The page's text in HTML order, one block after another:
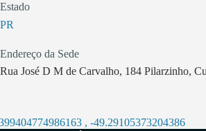
Estado
PR
Endereço da Sede
Rua José D M de Carvalho, 184 Pilarzinho,
, -49.29105373204386